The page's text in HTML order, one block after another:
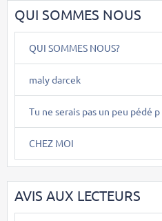
QUI SOMMES NOUS
QUI SOMMES NOUS?
maly darcek
Tu ne serais pas un peu pédé p
CHEZ MOI
AVIS AUX LECTEURS